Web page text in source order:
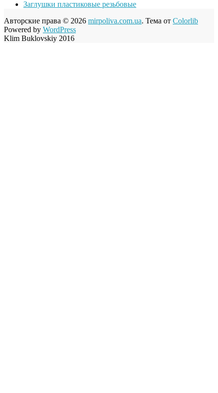
Заглушки пластиковые резьбовые
Авторские права © 2026 mirpoliva.com.ua. Тема от Colorlib
Powered by WordPress
Klim Buklovskiy 2016